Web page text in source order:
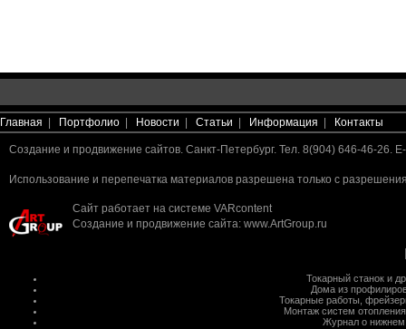
Главная Портфолио Новости Статьи Информация Контакты
Создание и продвижение сайтов. Санкт-Петербург. Тел. 8(904) 646-46-26.
Использование и перепечатка материалов разрешена только с
Сайт работает на системе VARcontent
Создание и продвижение сайта: www.ArtGroup.ru
Токарный станок и
Дома из
Токарные работы
Монтаж систем отопления
Журнал о нижнем